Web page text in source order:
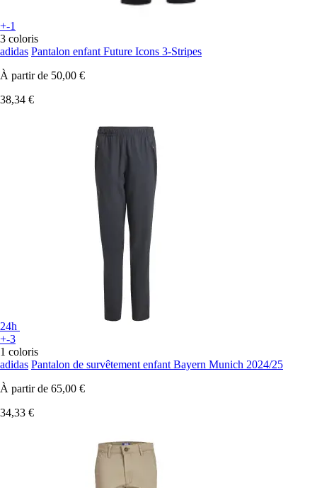
+-1
3 coloris
adidas Pantalon enfant Future Icons 3-Stripes
À partir de 50,00 €
38,34 €
24h
+-3
1 coloris
adidas Pantalon de survêtement enfant Bayern Munich 2024/25
À partir de 65,00 €
34,33 €